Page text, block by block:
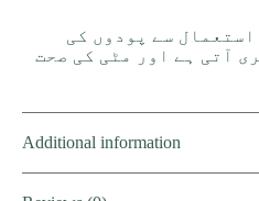
سے پودوں کی
آتی ہے اور مٹی کی صحت
Additional information